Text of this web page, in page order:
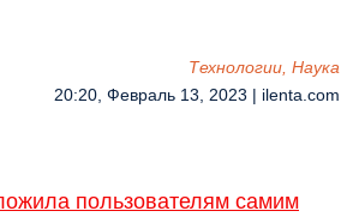
Технологии, Наука
20:20, Февраль 13, 2023 | ilenta.com
пользователям самим